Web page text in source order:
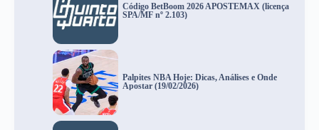
Código BetBoom 2026 APOSTEMAX (licença
SPA/MF nº 2.103)
Palpites NBA Hoje: Dicas, Análises e Onde
Apostar (19/02/2026)